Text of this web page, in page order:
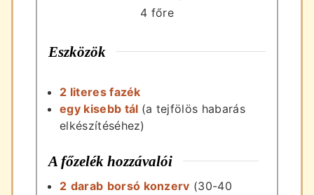
4 főre
Eszközök
2 literes fazék
egy kisebb tál (a tejfölös habarás
elkészítéséhez)
A főzelék hozzávalói
2 darab borsó konzerv (30-40